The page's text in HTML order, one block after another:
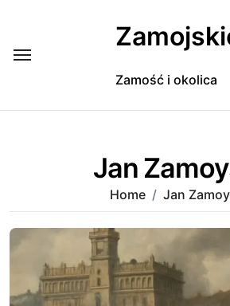
Zamość i okolica
Jan
Home Jan